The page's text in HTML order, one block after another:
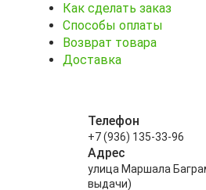
Как сделать заказ
Способы оплаты
Возврат товара
Доставка
Телефон
+7 (936) 135-33-96
Адрес
улица Маршала
выдачи)